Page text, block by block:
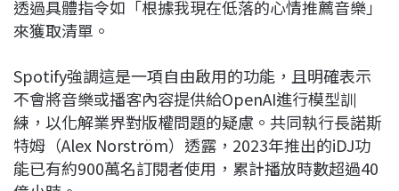
透過具體指令如「根據我現在低落的心情推薦音樂」
來獲取清單。
Spotify強調這是一項自由啟用的功能，且明確表示
不會將音樂或播客內容提供給OpenAI進行模型訓
練，以化解業界對版權問題的疑慮。共同執行長諾斯
特姆（Alex Norström）透露，2023年推出的iDJ功
能已有約900萬名訂閱者使用，累計播放時數超過40